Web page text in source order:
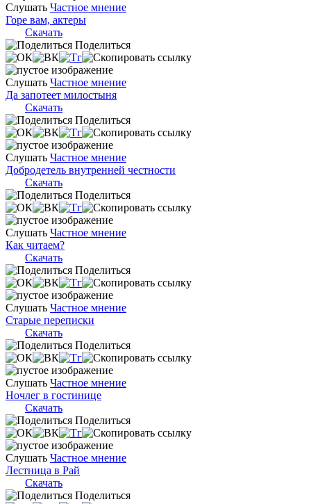
Слушать Частное мнение
Горе вам, актеры
Скачать
Поделиться
Слушать Частное мнение
Да запотеет милостыня
Скачать
Поделиться
Слушать Частное мнение
Добродетель внутренней честности
Скачать
Поделиться
Слушать Частное мнение
Как читаем?
Скачать
Поделиться
Слушать Частное мнение
Старые переписки
Скачать
Поделиться
Слушать Частное мнение
Ночлег в гостинице
Скачать
Поделиться
Слушать Частное мнение
Лестница в Рай
Скачать
Поделиться